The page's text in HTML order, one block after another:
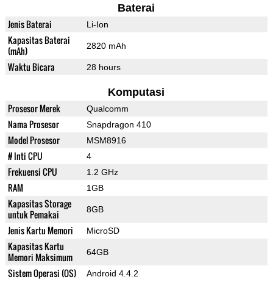
Baterai
Jenis Baterai Li-Ion
Kapasitas Baterai
(mAh)
2820 mAh
Waktu Bicara 28 hours
Komputasi
Prosesor Merek Qualcomm
Nama Prosesor Snapdragon 410
Model Prosesor MSM8916
# Inti CPU 4
Frekuensi CPU 1.2 GHz
RAM 1GB
Kapasitas Storage
untuk Pemakai
8GB
Jenis Kartu Memori MicroSD
Kapasitas Kartu
Memori Maksimum
64GB
Sistem Operasi (OS) Android 4.4.2